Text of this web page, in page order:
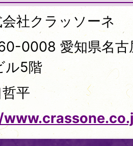
社クラッソーネ
0008 愛知県名
ル5階
平